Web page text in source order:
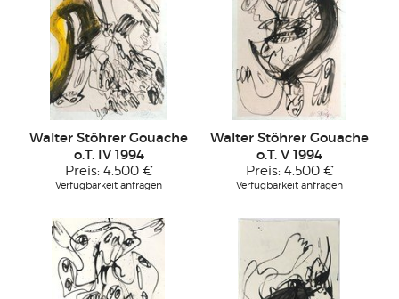
Walter Stöhrer Gouache
o.T. IV 1994
Preis: 4.500 €
Verfügbarkeit anfragen
Walter Stöhrer Gouache
o.T. V 1994
Preis: 4.500 €
Verfügbarkeit anfragen